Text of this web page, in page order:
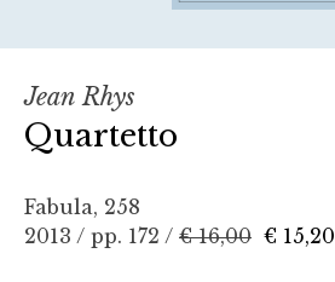
Jean Rhys
Quartetto
Fabula, 258
2013 / pp. 172 / € 16,00 € 15,20